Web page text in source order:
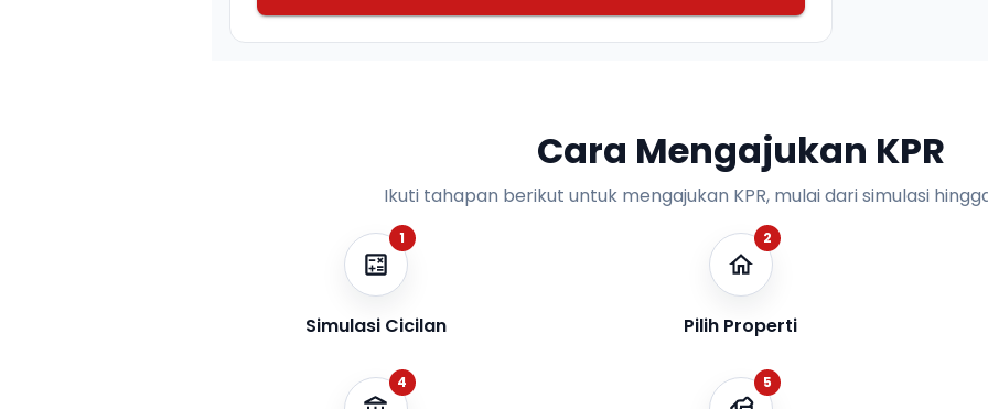
Cara Mengajukan KPR
Ikuti tahapan berikut untuk mengajukan KPR, mulai dari simulasi
1
Simulasi Cicilan
2
Pilih Properti
4 5